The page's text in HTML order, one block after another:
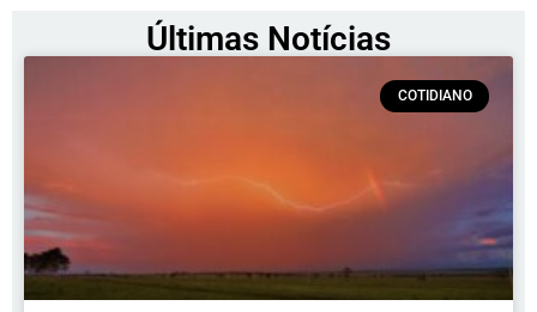
Últimas Notícias
COTIDIANO